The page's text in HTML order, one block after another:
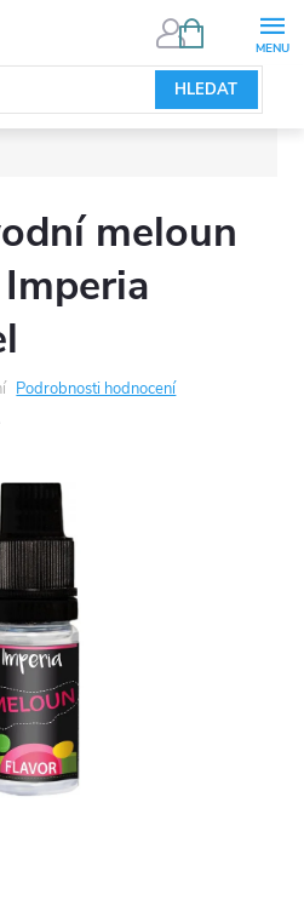
HLEDAT
NÁKUPNÍ
meloun
Podrobnosti hodnocení